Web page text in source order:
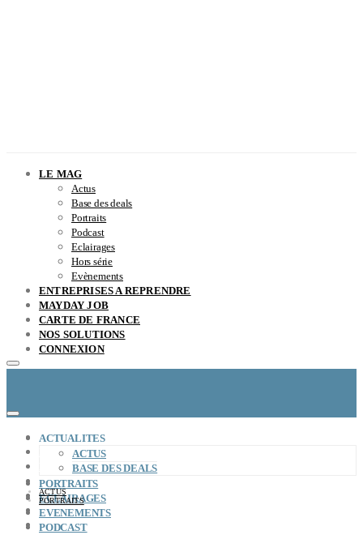
LE MAG
Actus
Base des deals
Portraits
Podcast
Eclairages
Hors série
Evènements
ENTREPRISES A REPRENDRE
MAYDAY JOB
CARTE DE FRANCE
NOS SOLUTIONS
CONNEXION
CONCEPT
LE MAG
ENTREPRISES A REPRENDRE
MAYDAY JOB
CARTE DE FRANCE
NOS SOLUTIONS
CONNEXION
ACTUALITES
ACTUS
BASE DES DEALS
PORTRAITS
ECLAIRAGES
EVENEMENTS
PODCAST
ACTUS
PORTRAITS